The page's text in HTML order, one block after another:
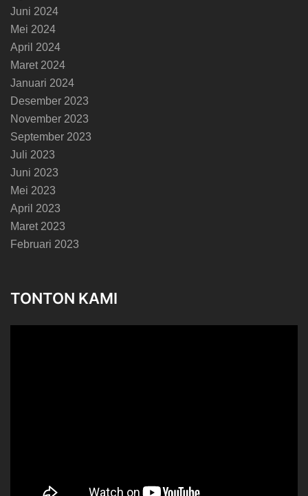
Juni 2024
Mei 2024
April 2024
Maret 2024
Januari 2024
Desember 2023
November 2023
September 2023
Juli 2023
Juni 2023
Mei 2023
April 2023
Maret 2023
Februari 2023
TONTON KAMI